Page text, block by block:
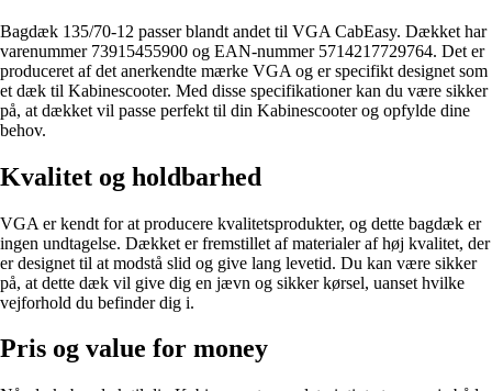
Bagdæk 135/70-12 passer blandt andet til VGA CabEasy. Dækket har
varenummer 73915455900 og EAN-nummer 5714217729764. Det er
produceret af det anerkendte mærke VGA og er specifikt designet som
et dæk til Kabinescooter. Med disse specifikationer kan du være sikker
på, at dækket vil passe perfekt til din Kabinescooter og opfylde dine
behov.
Kvalitet og holdbarhed
VGA er kendt for at producere kvalitetsprodukter, og dette bagdæk er
ingen undtagelse. Dækket er fremstillet af materialer af høj kvalitet, der
er designet til at modstå slid og give lang levetid. Du kan være sikker
på, at dette dæk vil give dig en jævn og sikker kørsel, uanset hvilke
vejforhold du befinder dig i.
Pris og value for money